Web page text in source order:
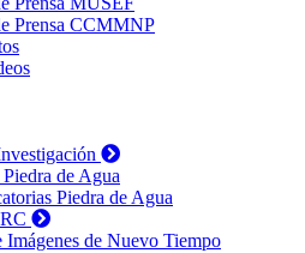
Prensa CCMMNP
de Agua
Piedra de Agua
Imágenes de Nuevo Tiempo